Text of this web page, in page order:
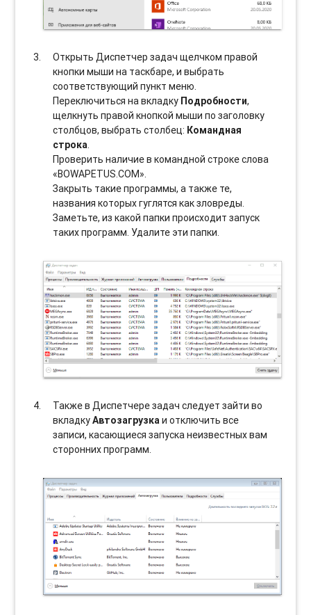
Открыть Диспетчер задач щелчком правой
кнопки мыши на таскбаре, и выбрать
соотвeтствующий пункт меню.
Переключиться на вкладку Подробности,
щелкнуть правой кнопкой мыши по заголовку
столбцов, выбрать столбец: Командная
строка.
Проверить наличие в командной строке слова
«BOWAPETUS.COM».
Закрыть такие программы, а также те,
названия которых гуглятся как зловреды.
Заметьте, из какой папки происходит запуск
таких программ. Удалите эти папки.
Также в Диспетчере задач следует зайти во
вкладкуАвтозагрузкаи отключить все
записи, касающиеся запуска неизвестных вам
сторонних программ.